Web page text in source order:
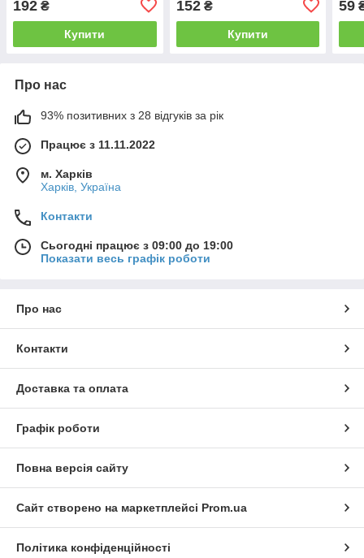
192 ₴
Купити
152₴
Купити
59
Про нас
93% позитивних з 28 відгуків за рік
Працює з 11.11.2022
м. Харків
Харків, Україна
Контакти
Сьогодні працює з 09:00 до 19:00
Показати весь графік роботи
Про нас
Контакти
Доставка та оплата
Графік роботи
Повна версія сайту
Сайт створено на маркетплейсі Prom.ua
Політика конфіденційності